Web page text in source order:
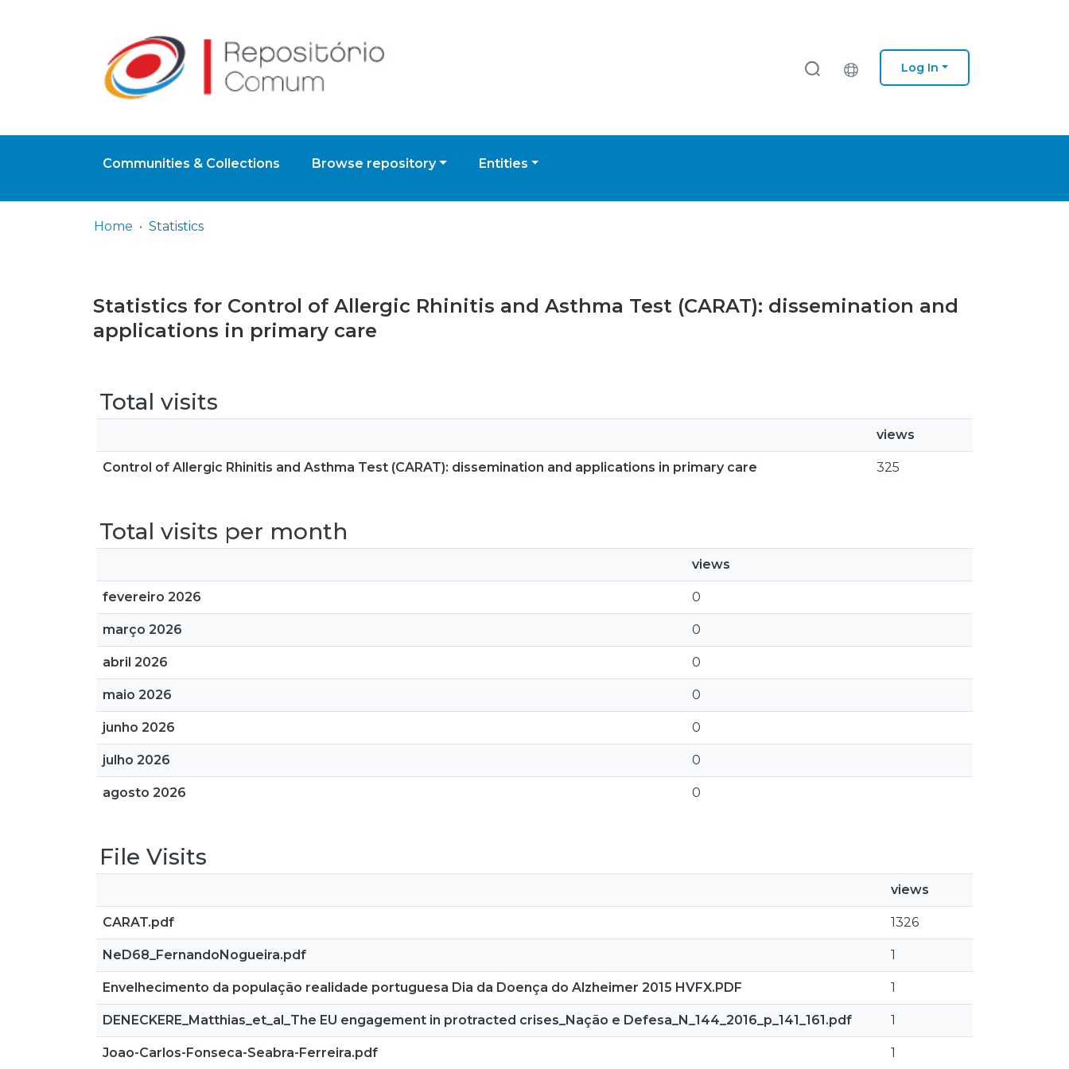
Log In
Communities & Collections Browse repository Entities
Home Statistics
Statistics for Control of Allergic Rhinitis and Asthma Test (CARAT): dissemination and
applications in primary care
Total visits
views
Control of Allergic Rhinitis and Asthma Test (CARAT): dissemination and applications in primary care 325
Total visits per month
views
fevereiro 2026 0
março 2026 0
abril 2026 0
maio 2026 0
junho 2026 0
julho 2026 0
agosto 2026 0
File Visits
views
CARAT.pdf 1326
NeD68_FernandoNogueira.pdf 1
Envelhecimento da população realidade portuguesa Dia da Doença do Alzheimer 2015 HVFX.PDF 1
DENECKERE_Matthias_et_al_The EU engagement in protracted crises_Nação e Defesa_N_144_2016_p_141_161.pdf 1
Joao-Carlos-Fonseca-Seabra-Ferreira.pdf 1